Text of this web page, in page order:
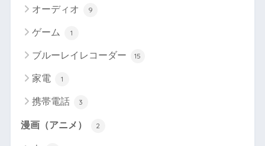
オーディオ 9
ゲーム 1
ブルーレイレコーダー 15
家電 1
携帯電話 3
漫画（アニメ） 2